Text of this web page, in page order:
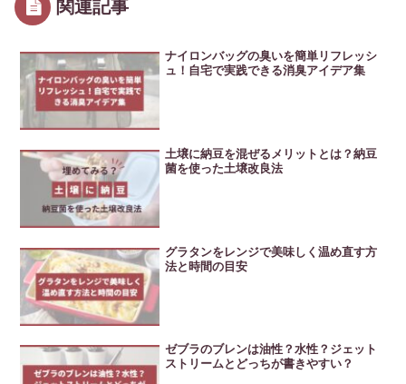
関連記事
ナイロンバッグの臭いを簡単リフレッシ
ュ！自宅で実践できる消臭アイデア集
土壌に納豆を混ぜるメリットとは？納豆
菌を使った土壌改良法
グラタンをレンジで美味しく温め直す方
法と時間の目安
ゼブラのブレンは油性？水性？ジェット
ストリームとどっちが書きやすい？